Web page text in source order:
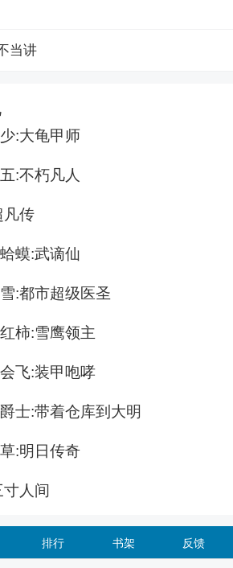
当讲
:大龟甲师
:不朽凡人
凡传
蟆:武谪仙
:都市超级医圣
柿:雪鹰领主
飞:装甲咆哮
士:带着仓库到大明
:明日传奇
人间
排行 书架 反馈